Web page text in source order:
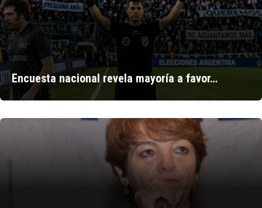
Encuesta nacional revela mayoría a favor…